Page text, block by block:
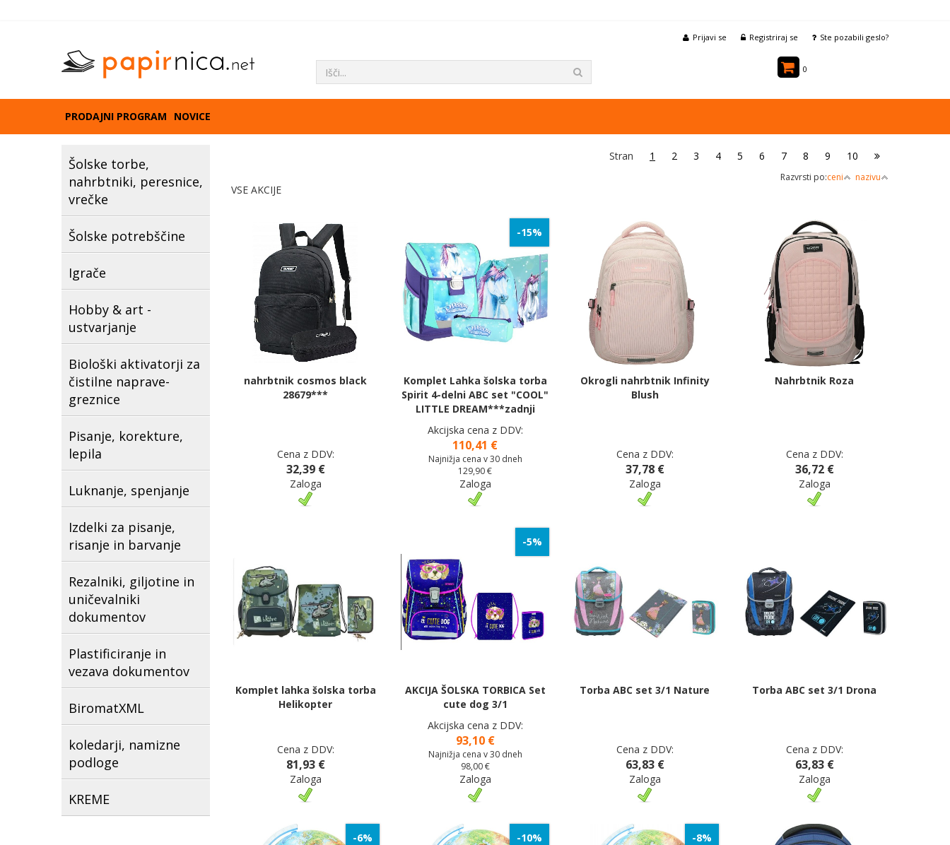
Prijavi se Registriraj se Ste pozabili geslo?
0
PRODAJNI PROGRAM NOVICE
Šolske torbe,
nahrbtniki, peresnice,
vrečke
Šolske potrebščine
Igrače
Hobby & art -
ustvarjanje
Biološki aktivatorji za
čistilne naprave-
greznice
Pisanje, korekture,
lepila
Luknanje, spenjanje
Izdelki za pisanje,
risanje in barvanje
Rezalniki, giljotine in
uničevalniki
dokumentov
Plastificiranje in
vezava dokumentov
BiromatXML
koledarji, namizne
podloge
KREME
Stran 1 2 3 4 5 6 7 8 9 10
Razvrsti po:ceni nazivu
VSE AKCIJE
nahrbtnik cosmos black
28679***
Cena z DDV:
32,39 €
Zaloga
-15%
Komplet Lahka šolska torba
Spirit 4-delni ABC set "COOL"
LITTLE DREAM***zadnji
Akcijska cena z DDV:
110,41 €
Najnižja cena v 30 dneh
129,90 €
Zaloga
Okrogli nahrbtnik Infinity
Blush
Cena z DDV:
37,78 €
Zaloga
Nahrbtnik Roza
Cena z DDV:
36,72 €
Zaloga
Komplet lahka šolska torba
Helikopter
Cena z DDV:
81,93 €
Zaloga
-5%
AKCIJA ŠOLSKA TORBICA Set
cute dog 3/1
Akcijska cena z DDV:
93,10 €
Najnižja cena v 30 dneh
98,00 €
Zaloga
Torba ABC set 3/1 Nature
Cena z DDV:
63,83 €
Zaloga
Torba ABC set 3/1 Drona
Cena z DDV:
63,83 €
Zaloga
-6% -10% -8%